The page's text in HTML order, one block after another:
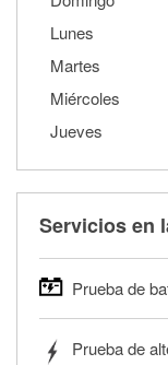
Lunes
Martes
Miércoles
Jueves
Servicios en
Prueba de
autos,Prueba de